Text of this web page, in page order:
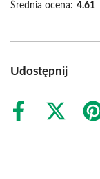
Średnia ocena: 4.61
Udostępnij
Share
Share
(Twitter)